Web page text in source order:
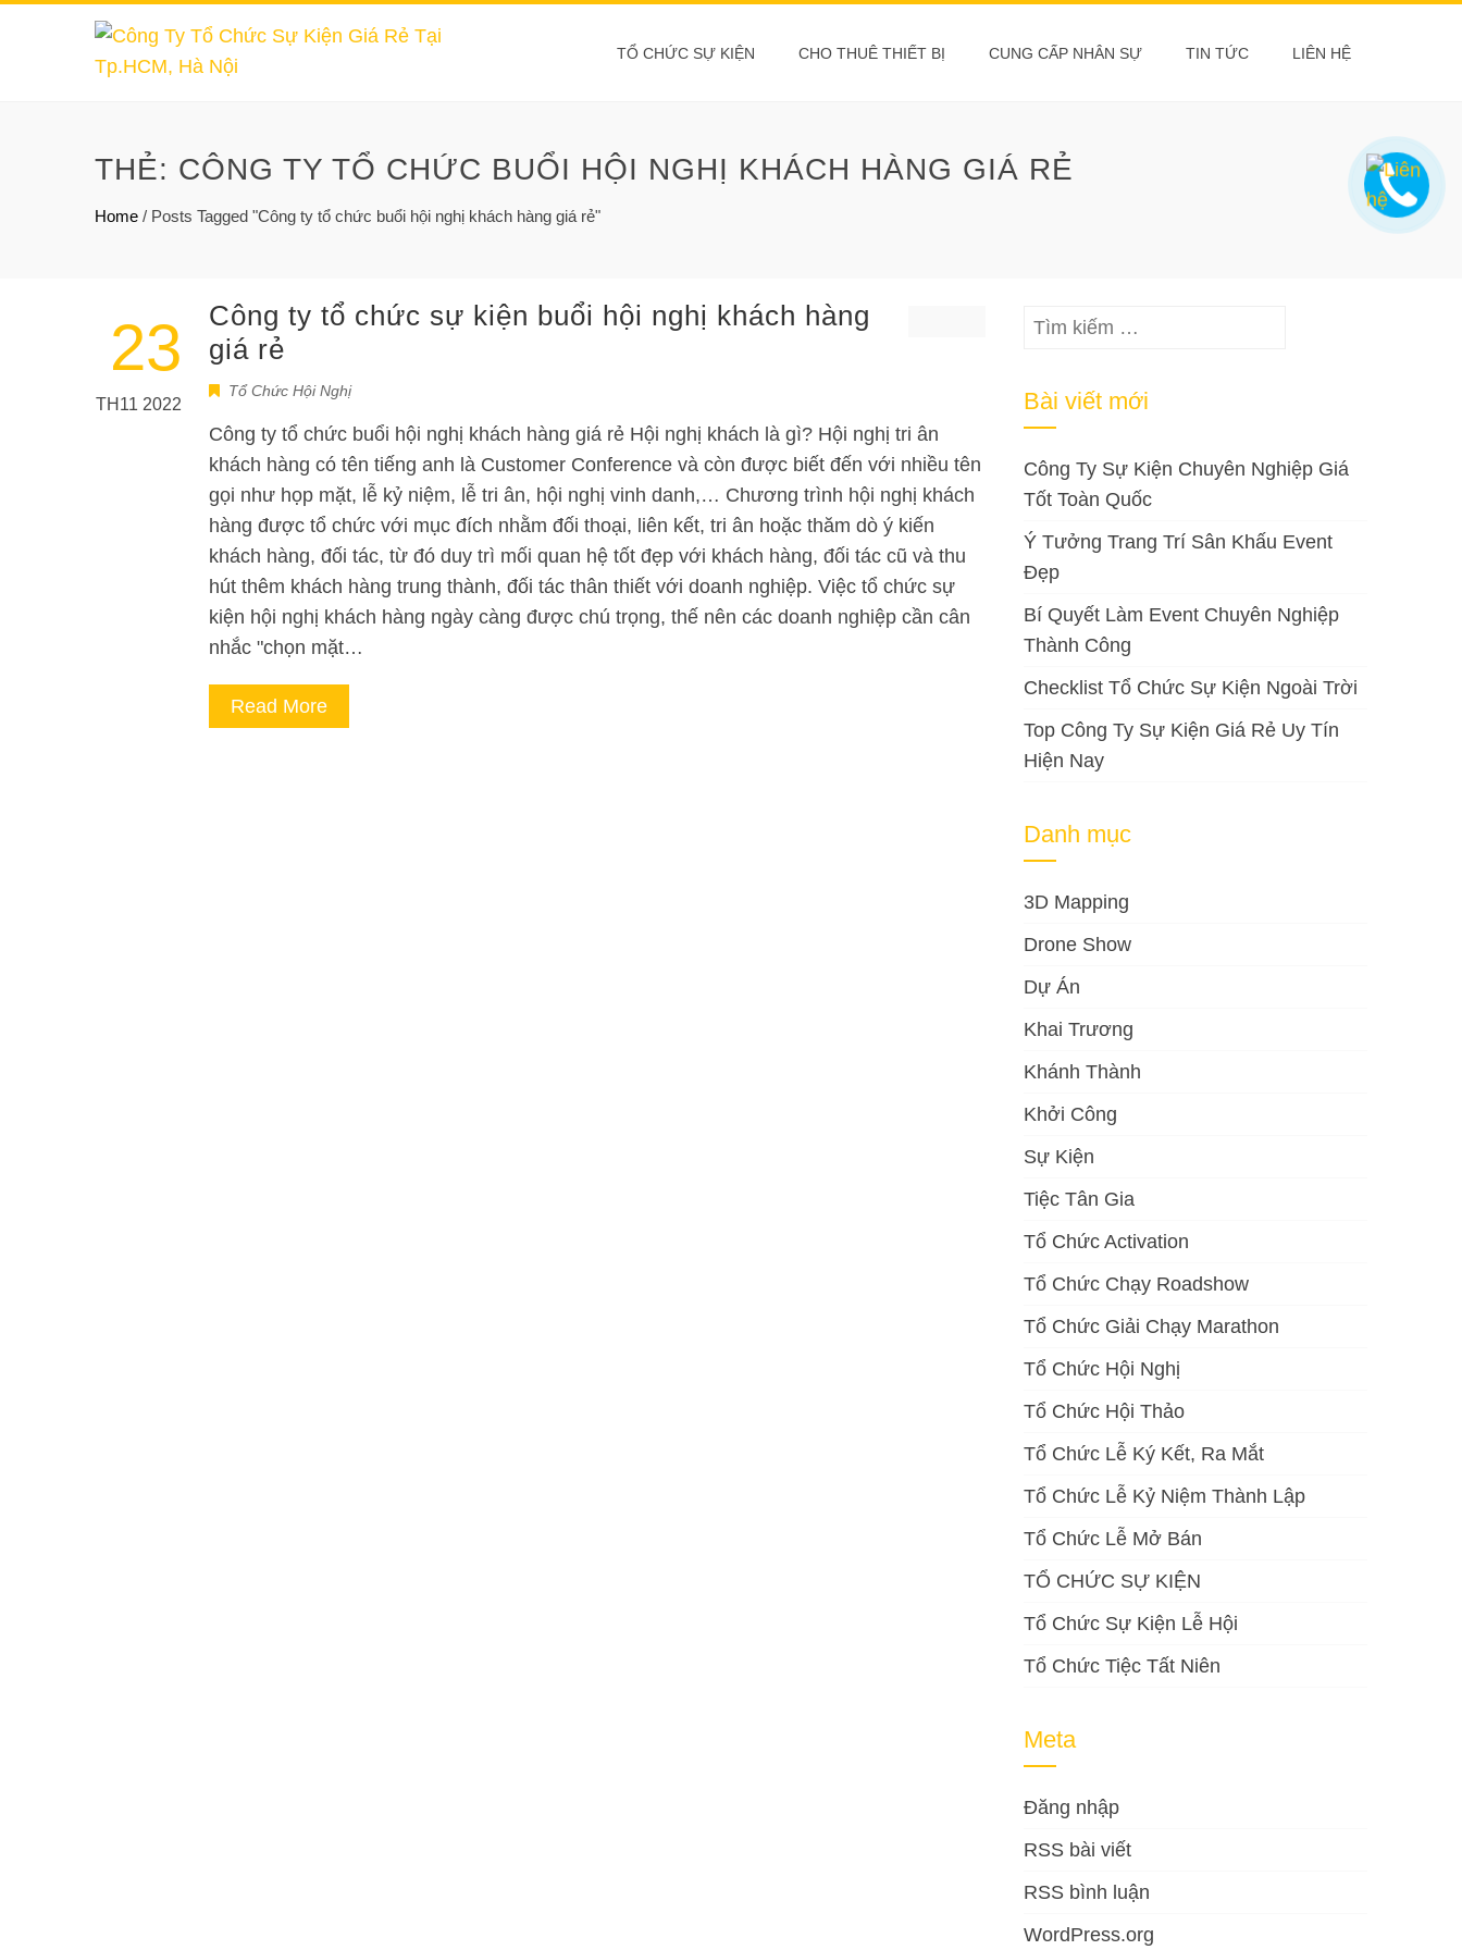
TỔ CHỨC SỰ KIỆN CHO THUÊ THIẾT BỊ CUNG CẤP NHÂN SỰ TIN TỨC LIÊN HỆ
THẺ: CÔNG TY TỔ CHỨC BUỔI HỘI NGHỊ KHÁCH HÀNG GIÁ RẺ
Home / Posts Tagged "Công ty tổ chức buổi hội nghị khách hàng giá rẻ"
23
TH11 2022
Công ty tổ chức sự kiện buổi hội nghị khách hàng
giá rẻ
Tổ Chức Hội Nghị
Công ty tổ chức buổi hội nghị khách hàng giá rẻ Hội nghị khách là gì? Hội nghị tri ân
khách hàng có tên tiếng anh là Customer Conference và còn được biết đến với nhiều tên
gọi như họp mặt, lễ kỷ niệm, lễ tri ân, hội nghị vinh danh,… Chương trình hội nghị khách
hàng được tổ chức với mục đích nhằm đối thoại, liên kết, tri ân hoặc thăm dò ý kiến
khách hàng, đối tác, từ đó duy trì mối quan hệ tốt đẹp với khách hàng, đối tác cũ và thu
hút thêm khách hàng trung thành, đối tác thân thiết với doanh nghiệp. Việc tổ chức sự
kiện hội nghị khách hàng ngày càng được chú trọng, thế nên các doanh nghiệp cần cân
nhắc "chọn mặt…
Read More
Tìm
Bài viết mới
Công Ty Sự Kiện Chuyên Nghiệp Giá
Tốt Toàn Quốc
Ý Tưởng Trang Trí Sân Khấu Event
Đẹp
Bí Quyết Làm Event Chuyên Nghiệp
Thành Công
Checklist Tổ Chức Sự Kiện Ngoài Trời
Top Công Ty Sự Kiện Giá Rẻ Uy Tín
Hiện Nay
Danh mục
3D Mapping
Drone Show
Dự Án
Khai Trương
Khánh Thành
Khởi Công
Sự Kiện
Tiệc Tân Gia
Tổ Chức Activation
Tổ Chức Chạy Roadshow
Tổ Chức Giải Chạy Marathon
Tổ Chức Hội Nghị
Tổ Chức Hội Thảo
Tổ Chức Lễ Ký Kết, Ra Mắt
Tổ Chức Lễ Kỷ Niệm Thành Lập
Tổ Chức Lễ Mở Bán
TỔ CHỨC SỰ KIỆN
Tổ Chức Sự Kiện Lễ Hội
Tổ Chức Tiệc Tất Niên
Meta
Đăng nhập
RSS bài viết
RSS bình luận
WordPress.org